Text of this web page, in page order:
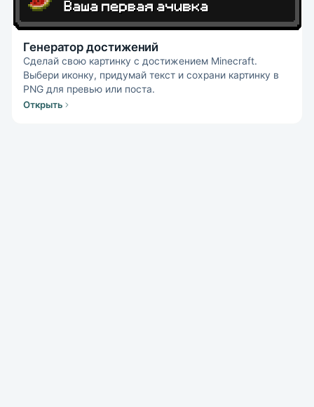
Генератор достижений
Сделай свою картинку с достижением Minecraft.
Выбери иконку, придумай текст и сохрани картинку в
PNG для превью или поста.
Открыть